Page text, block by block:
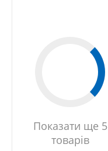
Показати ще 5
товарів